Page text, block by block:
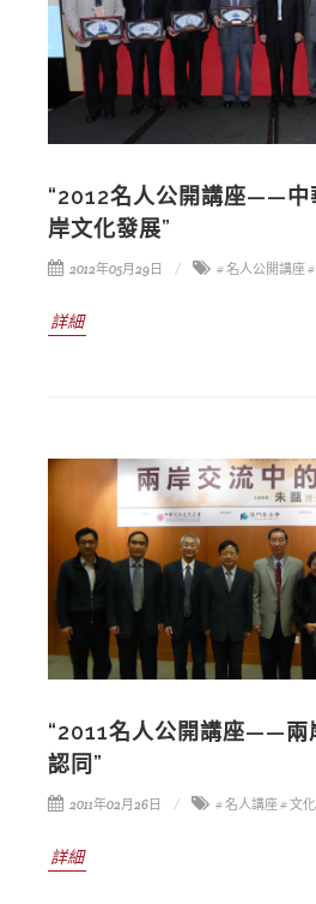
“2012名人公開講座——中
岸文化發展”
2012年05月29日 # 名人公開講座
詳細
“2011名人公開講座——兩
認同”
2011年02月26日 # 名人講座# 文
詳細